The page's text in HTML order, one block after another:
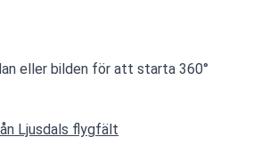
eller bilden för att starta 360°
Ljusdals flygfält